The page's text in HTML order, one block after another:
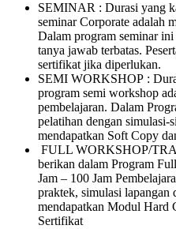
SEMINAR : Durasi yang
seminar Corporate adalah
Dalam program seminar
tanya jawab terbatas.
sertifikat jika diperlukan.
SEMI WORKSHOP :
program semi workshop
pembelajaran. Dalam
pelatihan dengan simulasi-
mendapatkan Soft Copy
FULL WORKSHOP/
berikan dalam Program
Jam – 100 Jam
praktek, simulasi lapangan
mendapatkan Modul Hard
Sertifikat